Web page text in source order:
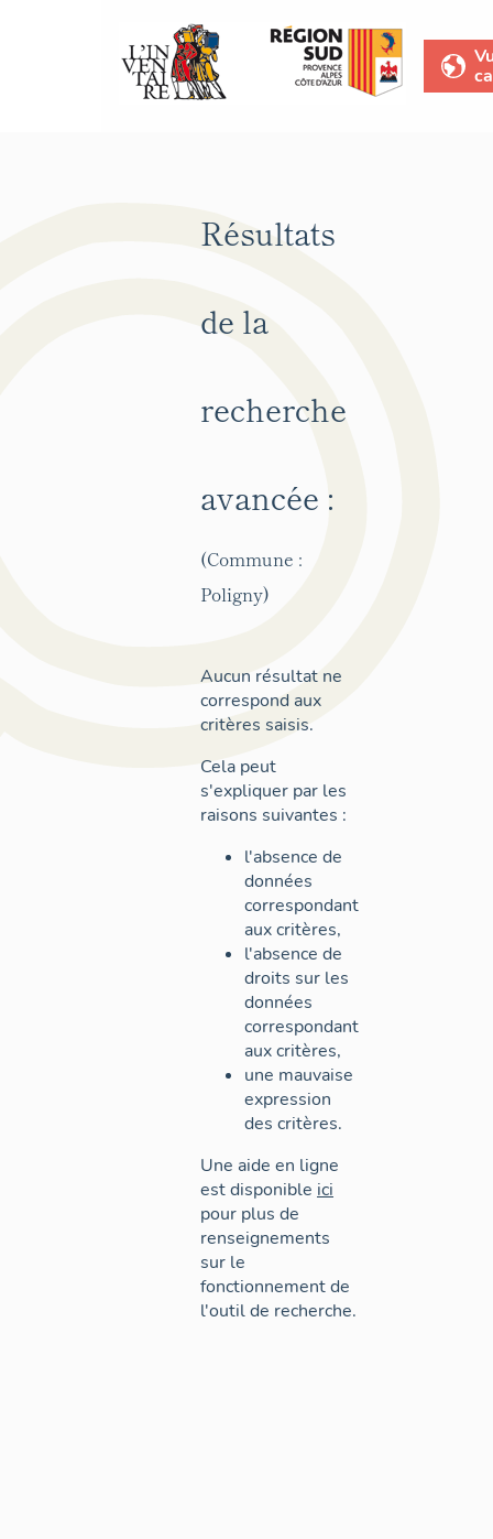
Résultats
de la
recherche
avancée :
(Commune :
Poligny)
Aucun résultat ne
correspond aux
critères saisis.
Cela peut
s'expliquer par les
raisons suivantes :
l'absence de
données
correspondant
aux critères,
l'absence de
droits sur les
données
correspondant
aux critères,
une mauvaise
expression
des critères.
Une aide en ligne
est disponible ici
pour plus de
renseignements
sur le
fonctionnement de
l'outil de recherche.